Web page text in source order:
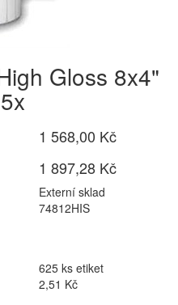
Gloss 8x4"
1 568,00 Kč
1 897,28 Kč
Externí sklad
74812HIS
625 ks etiket
2,51 Kč